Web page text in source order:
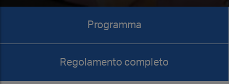
Programma
Regolamento completo